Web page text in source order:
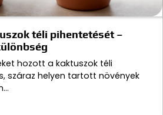
téli pihentetését –
hozott a kaktuszok téli
száraz helyen tartott növények